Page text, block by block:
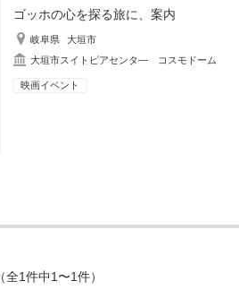
ゴッホの心を探る旅に、案内
岐阜県
大垣市
大垣市スイトピアセンタ― コスモドーム
映画イベント
（全1件中1〜1件）